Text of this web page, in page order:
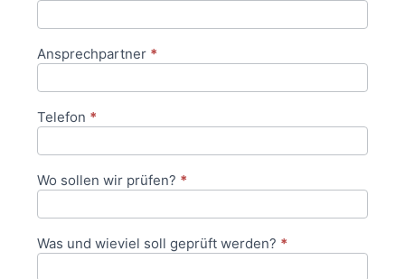
Ansprechpartner *
Telefon *
Wo sollen wir prüfen? *
Was und wieviel soll geprüft werden? *